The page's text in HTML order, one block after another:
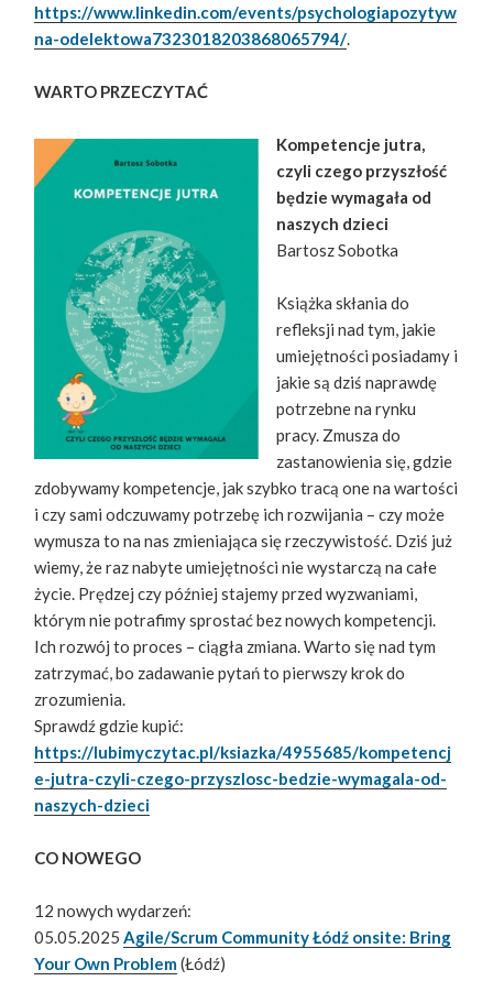
https://www.linkedin.com/events/psychologiapozytyw
na-odelektowa7323018203868065794/.
WARTO PRZECZYTAĆ
Kompetencje jutra,
czyli czego przyszłość
będzie wymagała od
naszych dzieci
Bartosz Sobotka
Książka skłania do
refleksji nad tym, jakie
umiejętności posiadamy i
jakie są dziś naprawdę
potrzebne na rynku
pracy. Zmusza do
zastanowienia się, gdzie
zdobywamy kompetencje, jak szybko tracą one na wartości
i czy sami odczuwamy potrzebę ich rozwijania – czy może
wymusza to na nas zmieniająca się rzeczywistość. Dziś już
wiemy, że raz nabyte umiejętności nie wystarczą na całe
życie. Prędzej czy później stajemy przed wyzwaniami,
którym nie potrafimy sprostać bez nowych kompetencji.
Ich rozwój to proces – ciągła zmiana. Warto się nad tym
zatrzymać, bo zadawanie pytań to pierwszy krok do
zrozumienia.
Sprawdź gdzie kupić:
https://lubimyczytac.pl/ksiazka/4955685/kompetencj
e-jutra-czyli-czego-przyszlosc-bedzie-wymagala-od-
naszych-dzieci
CO NOWEGO
12 nowych wydarzeń:
05.05.2025Agile/Scrum Community Łódź onsite: Bring
Your Own Problem(Łódź)